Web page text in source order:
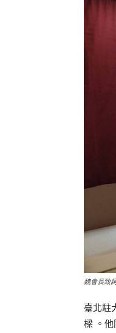
魏會長致
臺北駐
樑 。